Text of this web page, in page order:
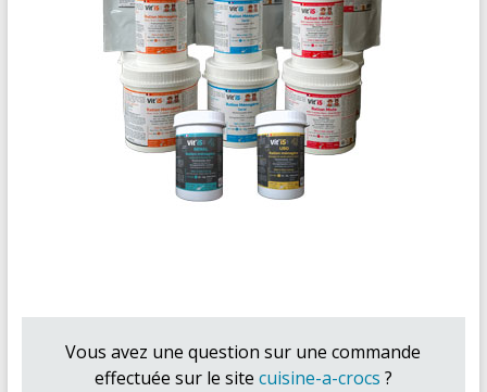
Vous avez une question sur une commande
effectuée sur le site cuisine-a-crocs ?